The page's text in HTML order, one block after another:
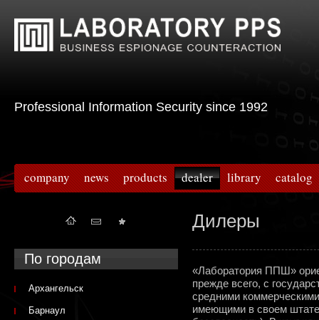
Professional Information Security since 1992
company news products dealer library catalog
Дилеры
«Лаборатория ППШ»
прежде всего, с
средними
имеющими в своем
По городам
Архангельск
Барнаул